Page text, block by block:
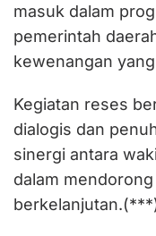
masuk dalam
pemerintah
kewenangan
Kegiatan reses
dialogis dan
sinergi antara
dalam